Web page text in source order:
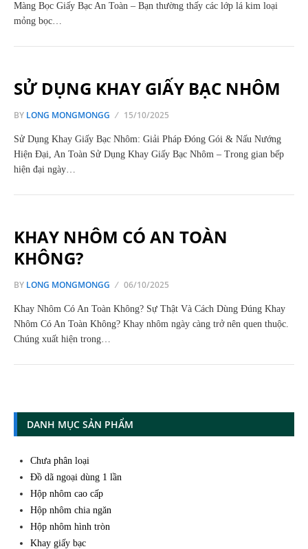
Màng Bọc Giấy Bạc An Toàn – Bạn thường thấy các lớp lá kim loại
mỏng bọc…
SỬ DỤNG KHAY GIẤY BẠC NHÔM
BY LONG MONGMONGG 15/10/2025
Sử Dụng Khay Giấy Bạc Nhôm: Giải Pháp Đóng Gói & Nấu Nướng
Hiện Đại, An Toàn Sử Dụng Khay Giấy Bạc Nhôm – Trong gian bếp
hiện đại ngày…
KHAY NHÔM CÓ AN TOÀN
KHÔNG?
BY LONG MONGMONGG 06/10/2025
Khay Nhôm Có An Toàn Không? Sự Thật Và Cách Dùng Đúng Khay
Nhôm Có An Toàn Không? Khay nhôm ngày càng trở nên quen thuộc.
Chúng xuất hiện trong…
DANH MỤC SẢN PHẨM
Chưa phân loại
Đồ dã ngoại dùng 1 lần
Hộp nhôm cao cấp
Hộp nhôm chia ngăn
Hộp nhôm hình tròn
Khay giấy bạc